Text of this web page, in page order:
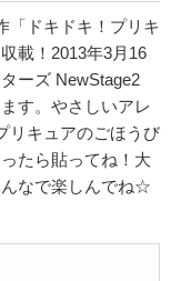
「ドキドキ！プリキ
載！2013年3月16
ーズ NewStage2
す。やさしいアレ
リキュアのごほうび
たら貼ってね！大
なで楽しんでね☆